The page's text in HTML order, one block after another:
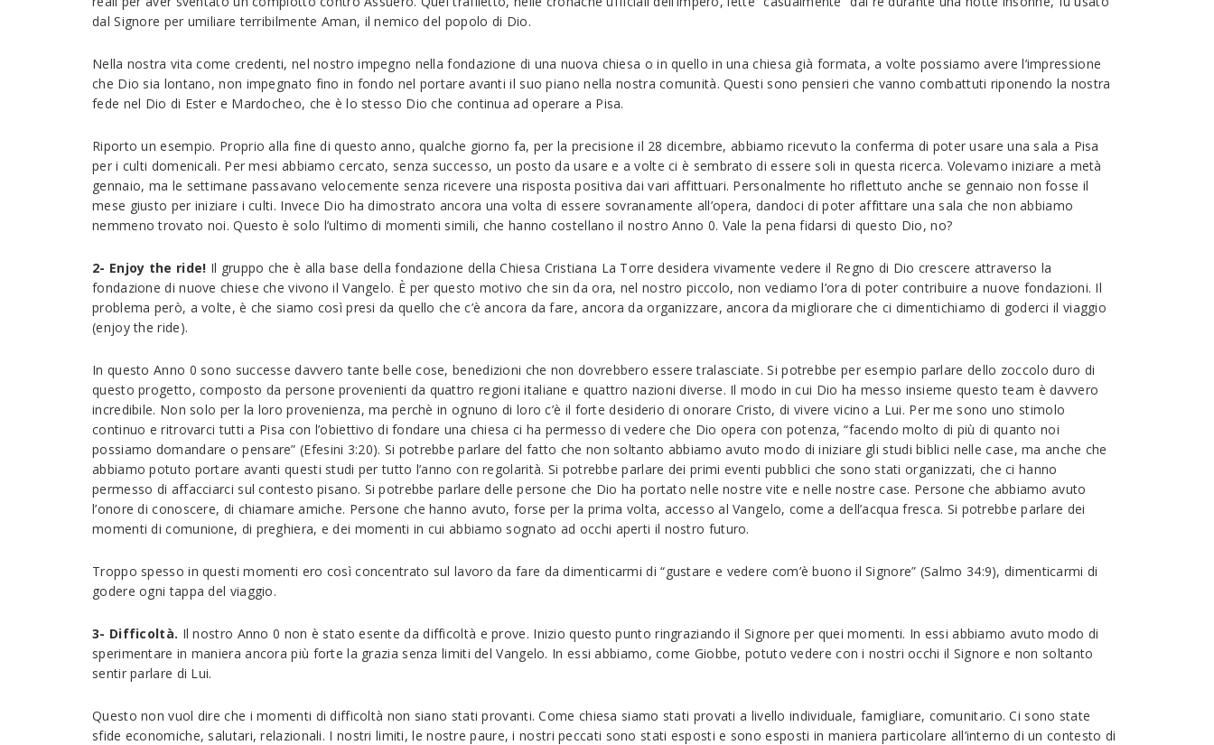
dal Signore per umiliare terribilmente Aman, il nemico del popolo di Dio.
Nella nostra vita come credenti, nel nostro impegno nella fondazione di una nuova chiesa o in quello in una chiesa già formata, a volte possiamo avere l’impressione
che Dio sia lontano, non impegnato fino in fondo nel portare avanti il suo piano nella nostra comunità. Questi sono pensieri che vanno combattuti riponendo la nostra
fede nel Dio di Ester e Mardocheo, che è lo stesso Dio che continua ad operare a Pisa.
Riporto un esempio. Proprio alla fine di questo anno, qualche giorno fa, per la precisione il 28 dicembre, abbiamo ricevuto la conferma di poter usare una sala a Pisa
per i culti domenicali. Per mesi abbiamo cercato, senza successo, un posto da usare e a volte ci è sembrato di essere soli in questa ricerca. Volevamo iniziare a metà
gennaio, ma le settimane passavano velocemente senza ricevere una risposta positiva dai vari affittuari. Personalmente ho riflettuto anche se gennaio non fosse il
mese giusto per iniziare i culti. Invece Dio ha dimostrato ancora una volta di essere sovranamente all’opera, dandoci di poter affittare una sala che non abbiamo
nemmeno trovato noi. Questo è solo l’ultimo di momenti simili, che hanno costellano il nostro Anno 0. Vale la pena fidarsi di questo Dio, no?
2- Enjoy the ride! Il gruppo che è alla base della fondazione della Chiesa Cristiana La Torre desidera vivamente vedere il Regno di Dio crescere attraverso la
fondazione di nuove chiese che vivono il Vangelo. È per questo motivo che sin da ora, nel nostro piccolo, non vediamo l’ora di poter contribuire a nuove fondazioni. Il
problema però, a volte, è che siamo così presi da quello che c’è ancora da fare, ancora da organizzare, ancora da migliorare che ci dimentichiamo di goderci il viaggio
(enjoy the ride).
In questo Anno 0 sono successe davvero tante belle cose, benedizioni che non dovrebbero essere tralasciate. Si potrebbe per esempio parlare dello zoccolo duro di
questo progetto, composto da persone provenienti da quattro regioni italiane e quattro nazioni diverse. Il modo in cui Dio ha messo insieme questo team è davvero
incredibile. Non solo per la loro provenienza, ma perchè in ognuno di loro c’è il forte desiderio di onorare Cristo, di vivere vicino a Lui. Per me sono uno stimolo
continuo e ritrovarci tutti a Pisa con l’obiettivo di fondare una chiesa ci ha permesso di vedere che Dio opera con potenza, “facendo molto di più di quanto noi
possiamo domandare o pensare” (Efesini 3:20). Si potrebbe parlare del fatto che non soltanto abbiamo avuto modo di iniziare gli studi biblici nelle case, ma anche che
abbiamo potuto portare avanti questi studi per tutto l’anno con regolarità. Si potrebbe parlare dei primi eventi pubblici che sono stati organizzati, che ci hanno
permesso di affacciarci sul contesto pisano. Si potrebbe parlare delle persone che Dio ha portato nelle nostre vite e nelle nostre case. Persone che abbiamo avuto
l’onore di conoscere, di chiamare amiche. Persone che hanno avuto, forse per la prima volta, accesso al Vangelo, come a dell’acqua fresca. Si potrebbe parlare dei
momenti di comunione, di preghiera, e dei momenti in cui abbiamo sognato ad occhi aperti il nostro futuro.
Troppo spesso in questi momenti ero così concentrato sul lavoro da fare da dimenticarmi di “gustare e vedere com’è buono il Signore” (Salmo 34:9), dimenticarmi di
godere ogni tappa del viaggio.
3- Difficoltà. Il nostro Anno 0 non è stato esente da difficoltà e prove. Inizio questo punto ringraziando il Signore per quei momenti. In essi abbiamo avuto modo di
sperimentare in maniera ancora più forte la grazia senza limiti del Vangelo. In essi abbiamo, come Giobbe, potuto vedere con i nostri occhi il Signore e non soltanto
sentir parlare di Lui.
Questo non vuol dire che i momenti di difficoltà non siano stati provanti. Come chiesa siamo stati provati a livello individuale, famigliare, comunitario. Ci sono state
sfide economiche, salutari, relazionali. I nostri limiti, le nostre paure, i nostri peccati sono stati esposti e sono esposti in maniera particolare all’interno di un contesto di